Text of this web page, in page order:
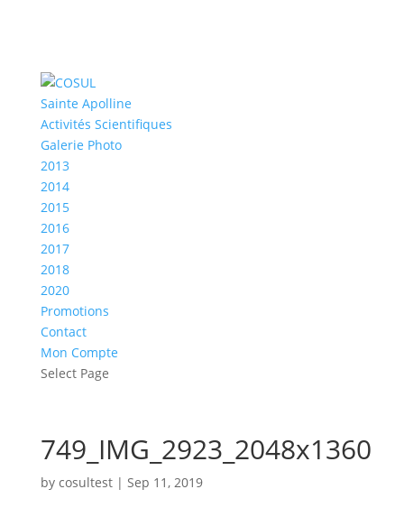
Sainte Apolline
Activités Scientifiques
Galerie Photo
2013
2014
2015
2016
2017
2018
2020
Promotions
Contact
Mon Compte
Select Page
749_IMG_2923_2048x1360
by cosultest| Sep 11, 2019